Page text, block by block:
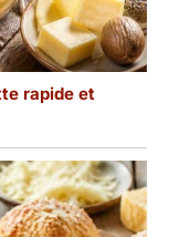
rapide et